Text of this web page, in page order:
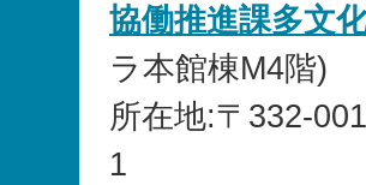
協働推進課多文
ラ本館棟M4階)
所在地:〒332-
1